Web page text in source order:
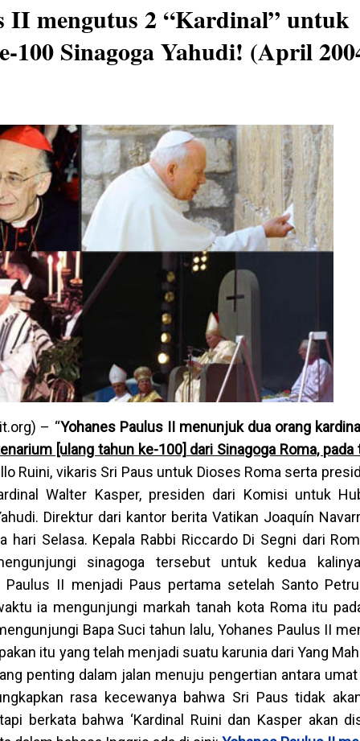
II mengutus 2 “Kardinal” untuk
100 Sinagoga Yahudi! (April
– “Yohanes Paulus II menunjuk dua orang
[ulang tahun ke-100] dari Sinagoga Roma, pada
Ruini, vikaris Sri Paus untuk Dioses Roma serta
Walter Kasper, presiden dari Komisi untuk
Direktur dari kantor berita Vatikan Joaquín
Selasa. Kepala Rabbi Riccardo Di Segni dari
sinagoga tersebut untuk kedua
Paulus II menjadi Paus pertama setelah Santo
ia mengunjungi markah tanah kota Roma itu
Bapa Suci tahun lalu, Yohanes Paulus II
itu yang telah menjadi suatu karunia dari Yang
penting dalam jalan menuju pengertian antara umat
rasa kecewanya bahwa Sri Paus tidak
berkata bahwa ‘Kardinal Ruini dan Kasper akan